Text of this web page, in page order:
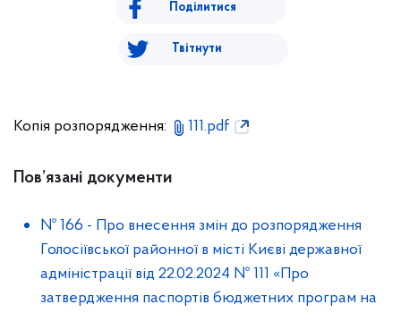
Поділитися
Твітнути
Копія розпорядження: 111.pdf
Пов’язані документи
№ 166 - Про внесення змін до розпорядження
Голосіївської районної в місті Києві державної
адміністрації від 22.02.2024 № 111 «Про
затвердження паспортів бюджетних програм на